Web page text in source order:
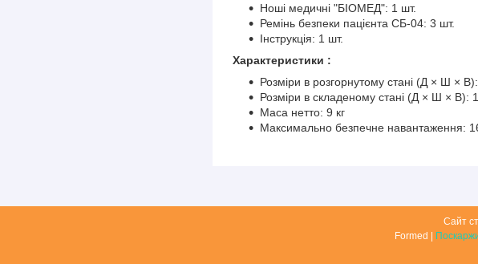
Ноші медичні "БІОМЕД": 1 шт.
Ремінь безпеки пацієнта СБ-04: 3 шт.
Інструкція: 1 шт.
Характеристики :
Розміри в розгорнутому стані (Д × Ш ×
Розміри в складеному стані (Д × Ш × В):
Маса нетто: 9 кг
Максимально безпечне навантаження:
Сайт
Formed |